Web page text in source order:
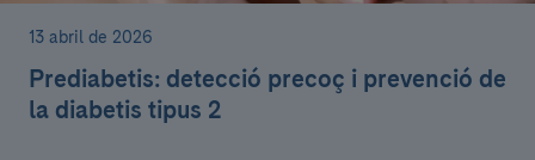
13 abril de 2026
Prediabetis: detecció precoç i prevenció de
la diabetis tipus 2